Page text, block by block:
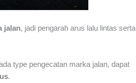
jalan, jadi pengarah arus lalu lintas serta
type pengecatan marka jalan, dapat
.